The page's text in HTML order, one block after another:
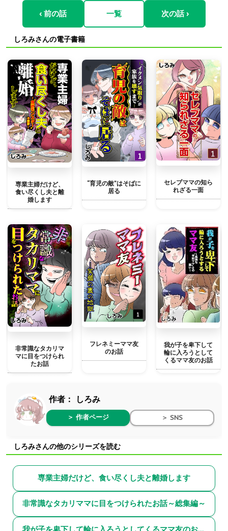
‹ 前の話 一覧 次の話 ›
しろみさんの電子書籍
専業主婦だけど、
食い尽くし夫と離
婚します
“育児の敵”はそばに
居る
セレブママの知ら
れざる一面
非常識なタカリマ
マに目をつけられ
たお話
フレネミーママ友
のお話
我が子を卑下して
輪に入ろうとして
くるママ友のお話
作者： しろみ
＞ 作者ページ ＞ SNS
しろみさんの他のシリーズを読む
専業主婦だけど、食い尽くし夫と離婚します
非常識なタカリママに目をつけられたお話～総集編～
我が子を卑下して輪に入ろうとしてくるママ友のお話～総集編～